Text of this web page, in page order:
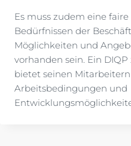
Es muss zudem eine
Bedürfnissen der
Möglichkeiten und
vorhanden sein. Ein
bietet seinen
Arbeitsbedingungen und